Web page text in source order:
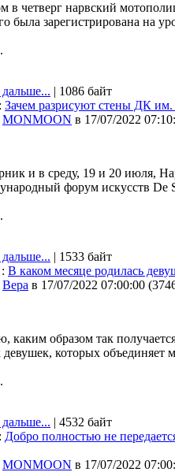
в четверг нарвский
была зарегистрирована на
| 1086 байт
: Зачем разрисуют стены ДК им.
MONMOON в 17/07/2022
и в среду, 19 и 20 июля,
форум искусств De
| 1533 байт
: В каком месяце родилась
Bepa в 17/07/2022 07:00:00 (
каким образом так
девушек, которых объединяет
| 4532 байт
: Добро полностью не
MONMOON в 17/07/2022